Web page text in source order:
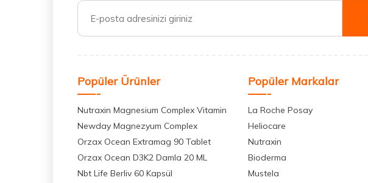
Popüler Ürünler
Nutraxin Magnesium Complex Vitamin
Newday Magnezyum Complex
Orzax Ocean Extramag 90 Tablet
Orzax Ocean D3K2 Damla 20 ML
Nbt Life Berliv 60 Kapsül
Popüler Markalar
La Roche Posay
Heliocare
Nutraxin
Bioderma
Mustela